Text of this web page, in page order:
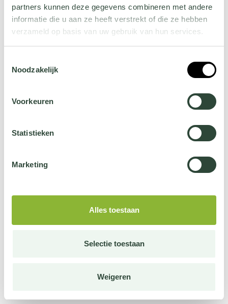
partners kunnen deze gegevens combineren met andere
informatie die u aan ze heeft verstrekt of die ze hebben
verzameld op basis van uw gebruik van hun services.
jehier.
Noodzakelijk
Voorkeuren
Statistieken
Marketing
Alles toestaan
Selectie toestaan
Weigeren